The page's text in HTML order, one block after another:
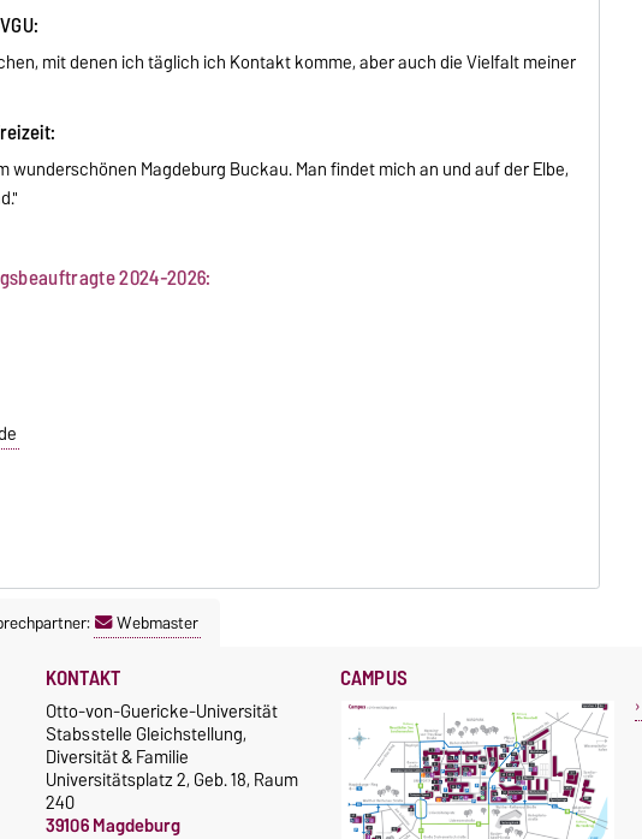
mit denen ich täglich ich Kontakt komme, aber auch die Vielfalt meiner
wunderschönen Magdeburg Buckau. Man findet mich an und auf der Elbe,
2024-2026:
Webmaster
KONTAKT
Otto-von-Guericke-Universität
Stabsstelle Gleichstellung,
Diversität & Familie
Universitätsplatz 2, Geb. 18, Raum
240
39106 Magdeburg
CAMPUS